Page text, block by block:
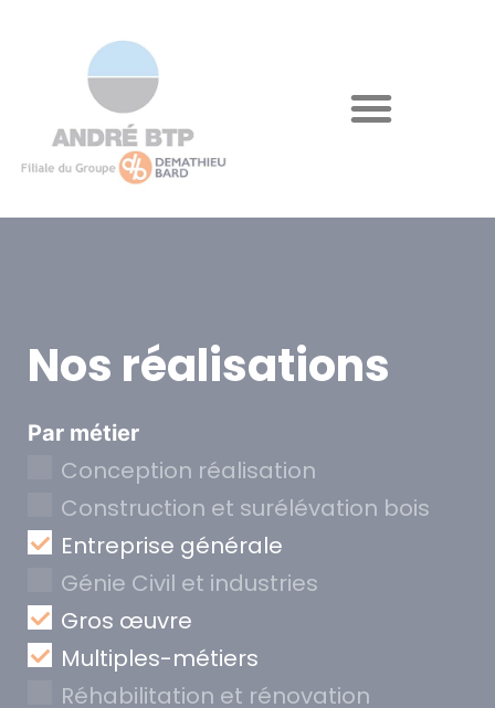
Nos réalisations
Par métier
Conception réalisation
Construction et surélévation bois
Entreprise générale
Génie Civil et industries
Gros œuvre
Multiples-métiers
Réhabilitation et rénovation